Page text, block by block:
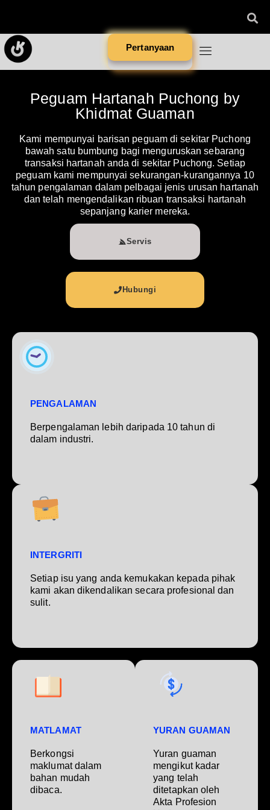
Pertanyaan
Peguam Hartanah Puchong by
Khidmat Guaman
Kami mempunyai barisan peguam di sekitar Puchong
bawah satu bumbung bagi menguruskan sebarang
transaksi hartanah anda di sekitar Puchong. Setiap
peguam kami mempunyai sekurangan-kurangannya 10
tahun pengalaman dalam pelbagai jenis urusan hartanah
dan telah mengendalikan ribuan transaksi hartanah
sepanjang karier mereka.
Servis
Hubungi
PENGALAMAN
Berpengalaman lebih daripada 10 tahun di
dalam industri.
INTERGRITI
Setiap isu yang anda kemukakan kepada pihak
kami akan dikendalikan secara profesional dan
sulit.
MATLAMAT
Berkongsi
maklumat dalam
bahan mudah
dibaca.
YURAN GUAMAN
Yuran guaman
mengikut kadar
yang telah
ditetapkan oleh
Akta Profesion